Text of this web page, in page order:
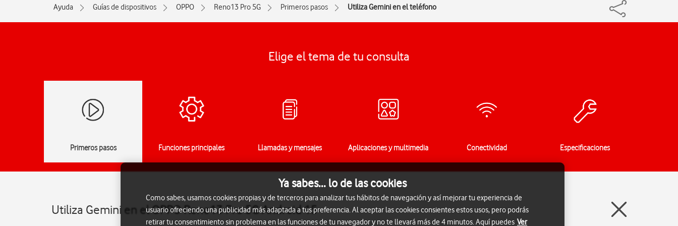
Ayuda Guías de dispositivos OPPO Reno13 Pro 5G Primeros pasos Utiliza Gemini en el teléfono
Elige el tema de tu consulta
Primeros pasos Funciones principales Llamadas y mensajes Aplicaciones y multimedia Conectividad Especificaciones
Utiliza Gemini en el OPPO Reno13 Pro 5G Android 15
Ya sabes... lo de las cookies
Como sabes, usamos cookies propias y de terceros para analizar tus hábitos de navegación y así mejorar tu experiencia de
usuario ofreciendo una publicidad más adaptada a tus preferencia. Al aceptar las cookies consientes estos usos, pero podrás
retirar tu consentimiento sin problema en las funciones de tu navegador y no te llevará más de 4 minutos. Aquí puedes Ver